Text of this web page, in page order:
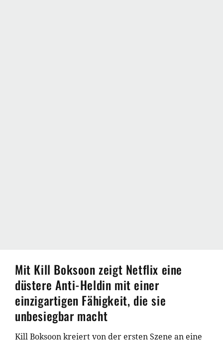
Mit Kill Boksoon zeigt Netflix eine
düstere Anti-Heldin mit einer
einzigartigen Fähigkeit, die sie
unbesiegbar macht
Kill Boksoon kreiert von der ersten Szene an eine